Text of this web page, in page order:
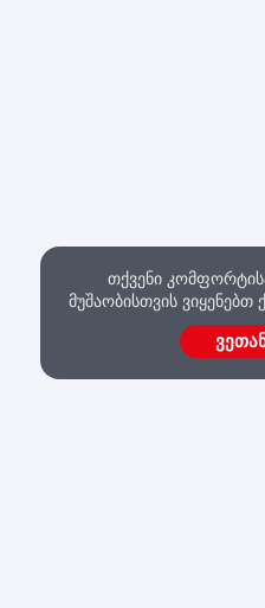
თქვენი
მუშაობისთვის ვიყენებთ